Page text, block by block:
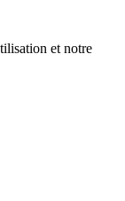
et notre